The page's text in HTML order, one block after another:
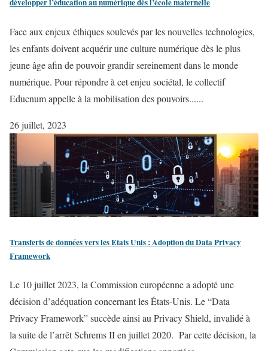
développer l’éducation au numérique dès l’école maternelle
Face aux enjeux éthiques soulevés par les nouvelles technologies,
les enfants doivent acquérir une culture numérique dès le plus
jeune âge afin de pouvoir grandir sereinement dans le monde
numérique. Pour répondre à cet enjeu sociétal, le collectif
Educnum appelle à la mobilisation des pouvoirs......
26 juillet, 2023
Transferts de données vers les Etats Unis : Adoption du Data Privacy
Framework
Le 10 juillet 2023, la Commission européenne a adopté une
décision d’adéquation concernant les États-Unis. Le “Data
Privacy Framework” succède ainsi au Privacy Shield, invalidé à
la suite de l’arrêt Schrems II en juillet 2020. Par cette décision, la